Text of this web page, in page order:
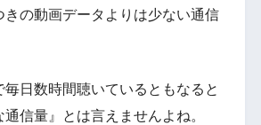
きの動画データよりは少ない通信
日数時間聴いているともなると
信量』とは言えませんよね。